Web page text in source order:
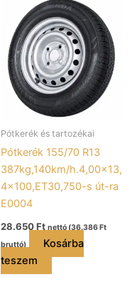
Pótkerék és tartozékai
Pótkerék 155/70 R13
387kg,140km/h.4,00×13,
4×100,ET30,750-s út-ra
E0004
28.650Ft nettó (36.386Ft
bruttó)
Kosárba
teszem